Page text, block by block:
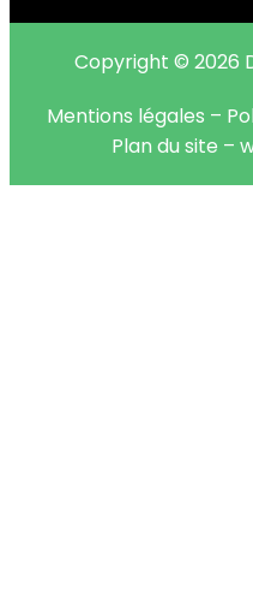
Copyright © 2026
Mentions légales –
Plan du site –